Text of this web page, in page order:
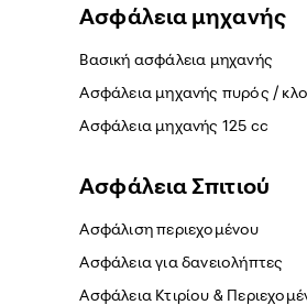
Ασφάλεια μηχανής
Βασική ασφάλεια μηχανής
Ασφάλεια μηχανής πυρός /
Ασφάλεια μηχανής 125 cc
Ασφάλεια Σπιτιού
Ασφάλιση περιεχομένου
Ασφάλεια για δανειολήπτες
Ασφάλεια Κτιρίου &